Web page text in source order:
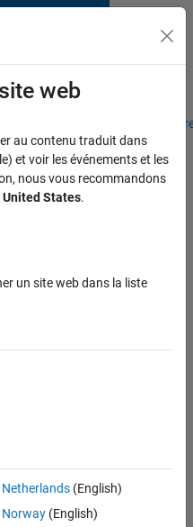
&
for SoC
embedded
web
au contenu traduit dans
et voir les événements et les
nous vous recommandons
United States.
un site web dans la liste
Netherlands(English)
Norway(English)